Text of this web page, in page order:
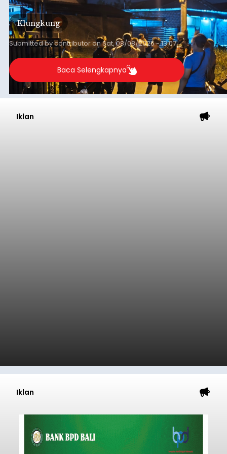
keributan di barat Pasar Galiran, peristiwa serupa
kini menimpa seorang pemuda asal Kabupaten
Sumba Barat Daya (SBD), Nusa Tenggara Timur
(NTT).
Klungkung
Submitted bycontributoronSat, 08/08/2026 - 13:07
Baca Selengkapnya
Iklan
Iklan